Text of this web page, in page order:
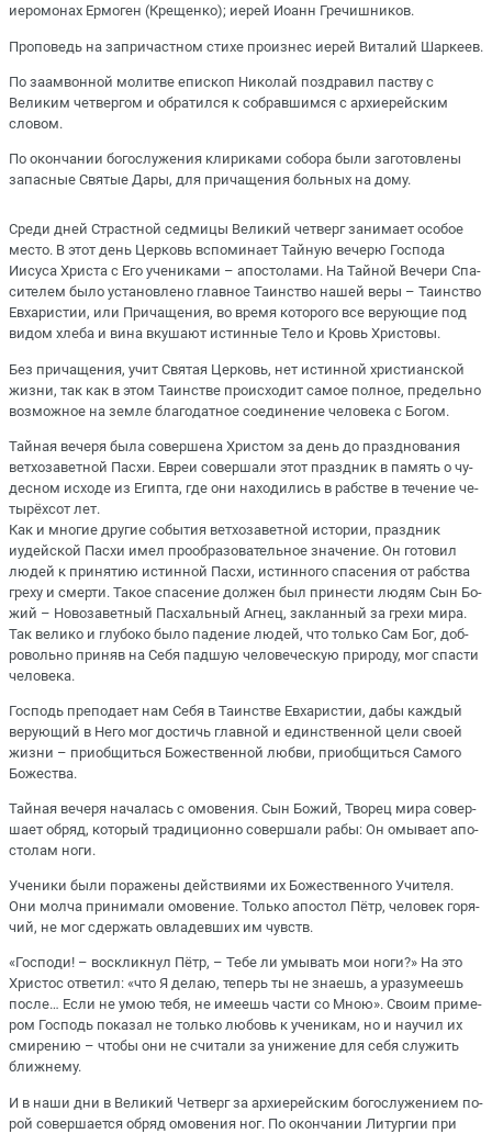
иеромонах Ермоген (Крещенко); иерей Иоанн Гречишников.
Проповедь на запричастном стихе произнес иерей Виталий Шаркеев.
По заамвонной молитве епископ Николай поздравил паству с
Великим четвергом и обратился к собравшимся с архиерейским
словом.
По окончании богослужения клириками собора были заготовлены
запасные Святые Дары, для причащения больных на дому.
Сре­ди дней Страст­ной сед­ми­цы Ве­ли­кий чет­верг за­ни­ма­ет осо­бое
ме­сто. В этот день Цер­ковь вспо­ми­на­ет Тай­ную ве­че­рю Гос­по­да
Иису­са Хри­ста с Его уче­ни­ка­ми – апо­сто­ла­ми. На Тай­ной Ве­че­ри Спа­
си­те­лем бы­ло уста­нов­ле­но глав­ное Та­ин­ство на­шей ве­ры – Та­ин­ство
Ев­ха­ри­стии, или При­ча­ще­ния, во вре­мя ко­то­ро­го все ве­ру­ю­щие под
ви­дом хле­ба и ви­на вку­ша­ют ис­тин­ные Те­ло и Кровь Хри­сто­вы.
Без при­ча­ще­ния, учит Свя­тая Цер­ковь, нет ис­тин­ной хри­сти­ан­ской
жиз­ни, так как в этом Та­ин­стве про­ис­хо­дит са­мое пол­ное, пре­дель­но
воз­мож­ное на зем­ле бла­го­дат­ное со­еди­не­ние че­ло­ве­ка с Бо­гом.
Тай­ная ве­че­ря бы­ла со­вер­ше­на Хри­стом за день до празд­но­ва­ния
вет­хо­за­вет­ной Пас­хи. Евреи со­вер­ша­ли этот празд­ник в па­мять о чу­
дес­ном ис­хо­де из Егип­та, где они на­хо­ди­лись в раб­стве в те­че­ние че­
ты­рёх­сот лет.
Как и мно­гие дру­гие со­бы­тия вет­хо­за­вет­ной ис­то­рии, празд­ник
иудей­ской Пас­хи имел про­об­ра­зо­ва­тель­ное зна­че­ние. Он го­то­вил
лю­дей к при­ня­тию ис­тин­ной Пас­хи, ис­тин­но­го спа­се­ния от раб­ства
гре­ху и смер­ти. Та­кое спа­се­ние дол­жен был при­не­сти лю­дям Сын Бо­
жий – Но­во­за­вет­ный Пас­халь­ный Аг­нец, за­клан­ный за гре­хи ми­ра.
Так ве­ли­ко и глу­бо­ко бы­ло па­де­ние лю­дей, что толь­ко Сам Бог, доб­
ро­воль­но при­няв на Се­бя пад­шую че­ло­ве­че­скую при­ро­ду, мог спа­сти
че­ло­ве­ка.
Гос­подь пре­по­да­ет нам Се­бя в Та­ин­стве Ев­ха­ри­стии, дабы каж­дый
ве­ру­ю­щий в Него мог до­стичь глав­ной и един­ствен­ной це­ли сво­ей
жиз­ни – при­об­щить­ся Бо­же­ствен­ной люб­ви, при­об­щить­ся Са­мо­го
Бо­же­ства.
Тай­ная ве­че­ря на­ча­лась с омо­ве­ния. Сын Бо­жий, Тво­рец ми­ра со­вер­
ша­ет об­ряд, ко­то­рый тра­ди­ци­он­но со­вер­ша­ли ра­бы: Он омы­ва­ет апо­
сто­лам но­ги.
Уче­ни­ки бы­ли по­ра­же­ны дей­стви­я­ми их Бо­же­ствен­но­го Учи­те­ля.
Они мол­ча при­ни­ма­ли омо­ве­ние. Толь­ко апо­стол Пётр, че­ло­век го­ря­
чий, не мог сдер­жать овла­дев­ших им чувств.
«Гос­по­ди! – вос­клик­нул Пётр, – Те­бе ли умы­вать мои но­ги?» На это
Хри­стос от­ве­тил: «что Я де­лаю, те­перь ты не зна­ешь, а ура­зу­ме­ешь
по­сле… Ес­ли не умою те­бя, не име­ешь ча­сти со Мною». Сво­им при­ме­
ром Гос­подь по­ка­зал не толь­ко лю­бовь к уче­ни­кам, но и на­учил их
сми­ре­нию – чтобы они не счи­та­ли за уни­же­ние для се­бя слу­жить
ближ­не­му.
И в на­ши дни в Ве­ли­кий Чет­верг за ар­хи­ерей­ским бо­го­слу­же­ни­ем по­
рой со­вер­ша­ет­ся об­ряд омо­ве­ния ног. По окон­ча­нии Ли­тур­гии при